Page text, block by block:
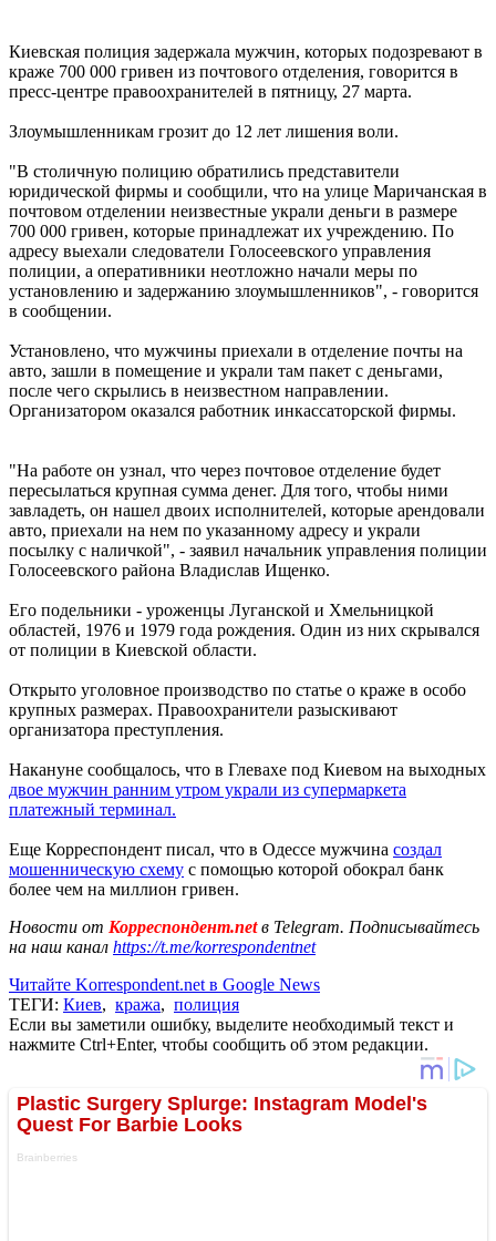
Киевская полиция задержала мужчин, которых подозревают в
краже 700 000 гривен из почтового отделения, говорится в
пресс-центре правоохранителей в пятницу, 27 марта.
Злоумышленникам грозит до 12 лет лишения воли.
"В столичную полицию обратились представители
юридической фирмы и сообщили, что на улице Маричанская в
почтовом отделении неизвестные украли деньги в размере
700 000 гривен, которые принадлежат их учреждению. По
адресу выехали следователи Голосеевского управления
полиции, а оперативники неотложно начали меры по
установлению и задержанию злоумышленников", - говорится
в сообщении.
Установлено, что мужчины приехали в отделение почты на
авто, зашли в помещение и украли там пакет с деньгами,
после чего скрылись в неизвестном направлении.
Организатором оказался работник инкассаторской фирмы.
"На работе он узнал, что через почтовое отделение будет
пересылаться крупная сумма денег. Для того, чтобы ними
завладеть, он нашел двоих исполнителей, которые арендовали
авто, приехали на нем по указанному адресу и украли
посылку с наличкой", - заявил начальник управления полиции
Голосеевского района Владислав Ищенко.
Его подельники - уроженцы Луганской и Хмельницкой
областей, 1976 и 1979 года рождения. Один из них скрывался
от полиции в Киевской области.
Открыто уголовное производство по статье о краже в особо
крупных размерах. Правоохранители разыскивают
организатора преступления.
Накануне сообщалось, что в Глевахе под Киевом на выходных
двое мужчин ранним утром украли из супермаркета
платежный терминал.
Еще Корреспондент писал, что в Одессе мужчина создал
мошенническую схему с помощью которой обокрал банк
более чем на миллион гривен.
Новости от Корреспондент.netв Telegram. Подписывайтесь
на наш канал https://t.me/korrespondentnet
Читайте Korrespondent.net в Google News
ТЕГИ: Киев, кража, полиция
Если вы заметили ошибку, выделите необходимый текст и
нажмите Ctrl+Enter, чтобы сообщить об этом редакции.